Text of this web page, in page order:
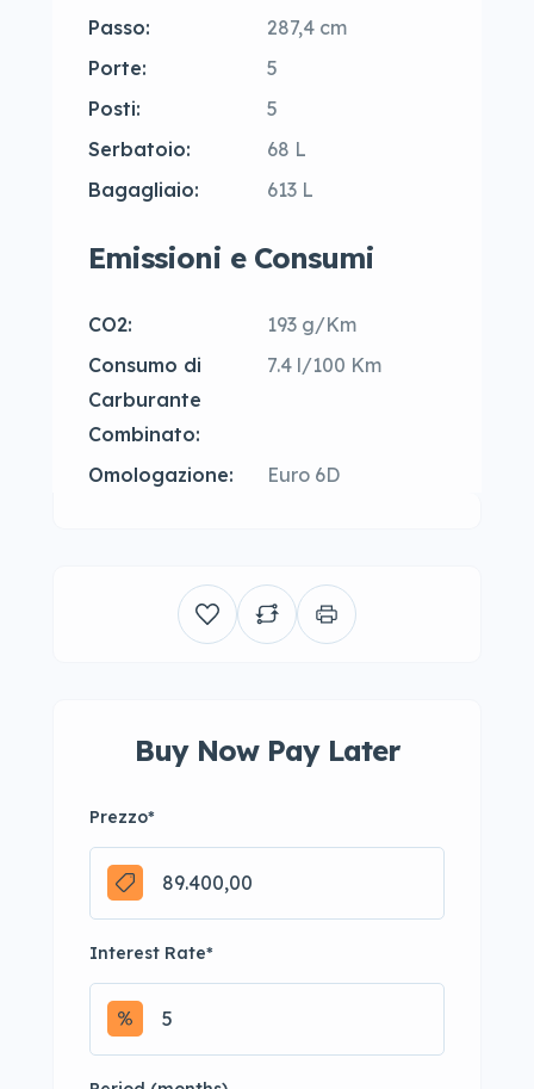
Passo:
287,4 cm
Porte:
5
Posti:
5
Serbatoio:
68 L
Bagagliaio:
613 L
Emissioni e Consumi
CO2:
193 g/Km
Consumo di
Carburante
Combinato:
7.4 l/100 Km
Omologazione: Euro 6D
Buy Now Pay Later
Prezzo*
Interest Rate*